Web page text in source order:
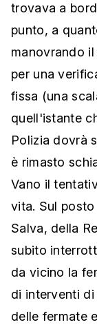
trovava a
punto, a
manovrando
per una
fissa (una
quell'istante
Polizia dovrà
è rimasto
Vano il
vita. Sul
Salva, della
subito
da vicino la
di interventi
delle fermate